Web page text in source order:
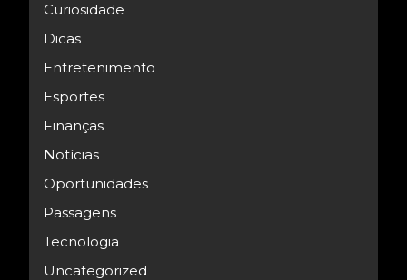
Curiosidade
Dicas
Entretenimento
Esportes
Finanças
Notícias
Oportunidades
Passagens
Tecnologia
Uncategorized